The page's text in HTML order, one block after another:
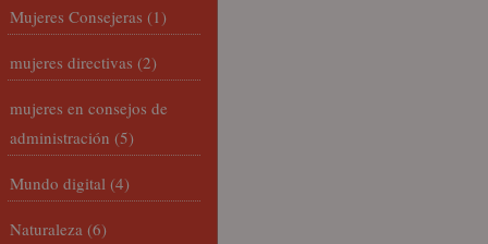
Mujeres Consejeras (1)
mujeres directivas (2)
mujeres en consejos de
administración (5)
Mundo digital (4)
Naturaleza (6)